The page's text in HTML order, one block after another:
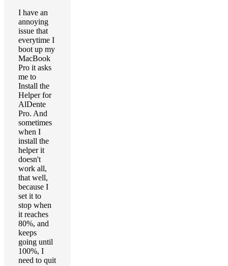
I have an
annoying
issue that
everytime I
boot up my
MacBook
Pro it asks
me to
Install the
Helper for
AlDente
Pro. And
sometimes
when I
install the
helper it
doesn't
work all,
that well,
because I
set it to
stop when
it reaches
80%, and
keeps
going until
100%, I
need to quit